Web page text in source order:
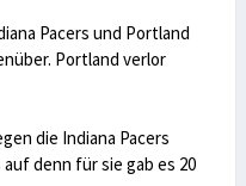
Pacers und Portland
Portland verlor
die Indiana Pacers
denn für sie gab es 20